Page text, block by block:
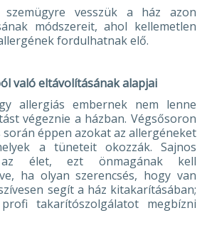
szemügyre vesszük a ház azon
módszereit, ahol kellemetlen
fordulhatnak elő.
való eltávolításának alapjai
allergiás embernek nem lenne
végeznie a házban. Végsősoron
éppen azokat az allergéneket
a tüneteit okozzák. Sajnos
élet, ezt önmagának kell
ha olyan szerencsés, hogy van
segít a ház kitakarításában;
takarítószolgálatot megbízni